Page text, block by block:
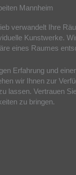
verwandelt Ihre
Kunstwerke.
eines Raumes
Erfahrung und
wir Ihnen zur
lassen. Vertrauen
zu bringen.